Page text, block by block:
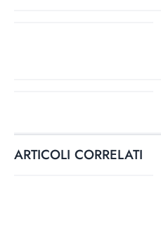
ARTICOLI CORRELATI